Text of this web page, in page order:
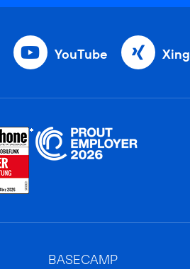
YouTube Xing
BASECAMP